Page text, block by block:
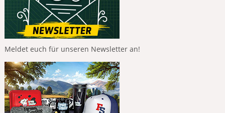
Meldet euch für unseren Newsletter an!